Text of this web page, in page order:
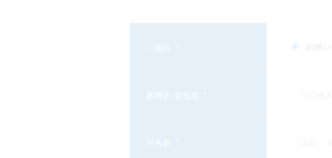
ご用件 *
医院名/会社名 *
お名前 *